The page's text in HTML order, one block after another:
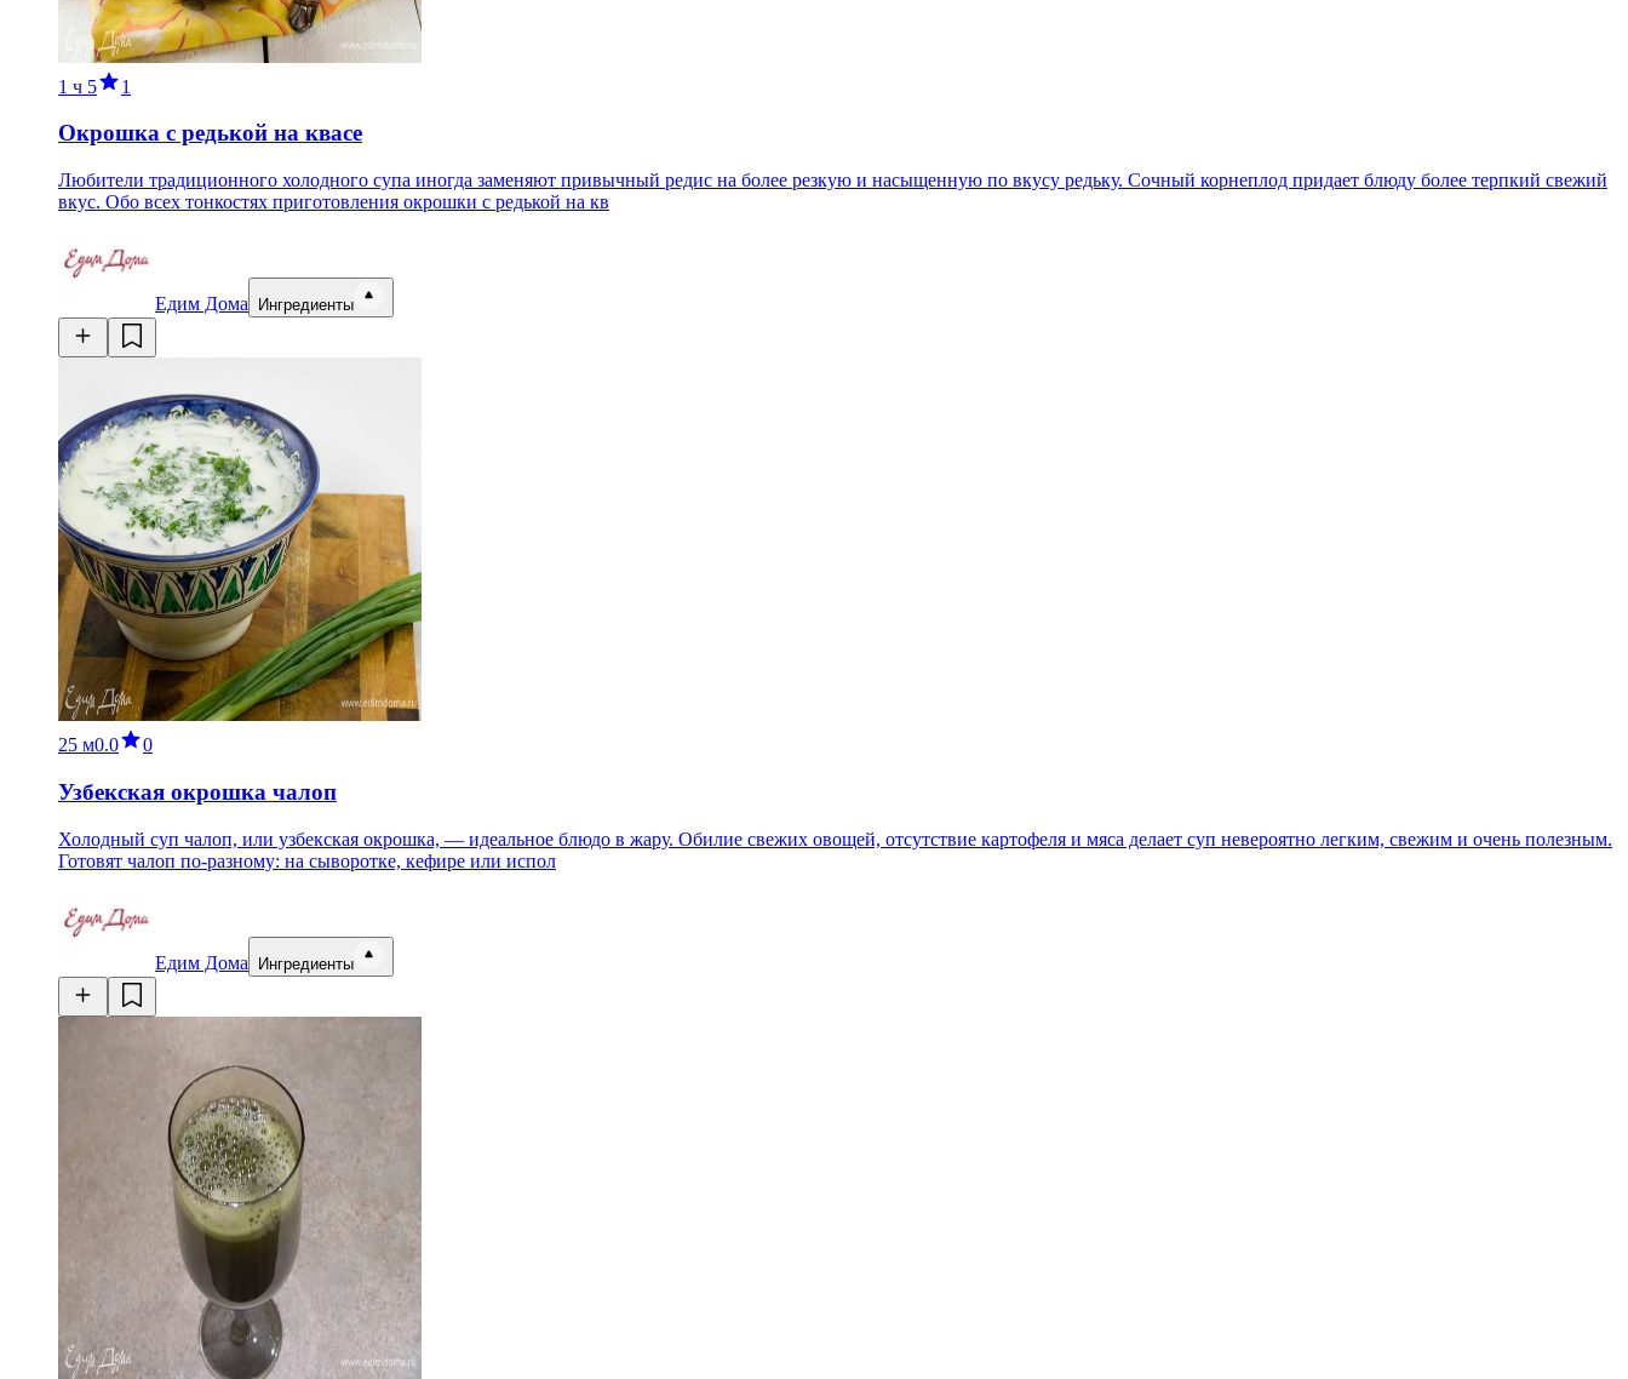
1 ч 5 1
Окрошка с редькой на квасе
Любители традиционного холодного супа иногда заменяют привычный редис на более резкую и насыщенную по вкусу редьку. Сочный корнеплод придает блюду более терпкий свежий
вкус. Обо всех тонкостях приготовления окрошки с редькой на кв
Едим Дома Ингредиенты
25 м0.0 0
Узбекская окрошка чалоп
Холодный суп чалоп, или узбекская окрошка, — идеальное блюдо в жару. Обилие свежих овощей, отсутствие картофеля и мяса делает суп невероятно легким, свежим и очень полезным.
Готовят чалоп по-разному: на сыворотке, кефире или испол
Едим Дома Ингредиенты